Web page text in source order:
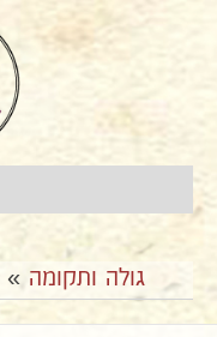
גולה ותקומה »